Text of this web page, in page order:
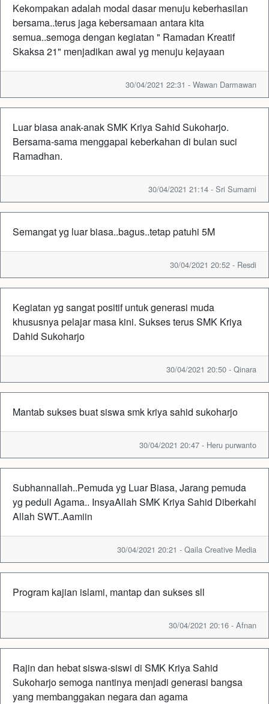
Kekompakan adalah modal dasar menuju keberhasilan
bersama..terus jaga kebersamaan antara kita
semua..semoga dengan kegiatan " Ramadan Kreatif
Skaksa 21" menjadikan awal yg menuju kejayaan
30/04/2021 22:31 - Wawan Darmawan
Luar biasa anak-anak SMK Kriya Sahid Sukoharjo.
Bersama-sama menggapai keberkahan di bulan suci
Ramadhan.
30/04/2021 21:14 - Sri Sumarni
Semangat yg luar biasa..bagus..tetap patuhi 5M
30/04/2021 20:52 - Resdi
Kegiatan yg sangat positif untuk generasi muda
khususnya pelajar masa kini. Sukses terus SMK Kriya
Dahid Sukoharjo
30/04/2021 20:50 - Qinara
Mantab sukses buat siswa smk kriya sahid sukoharjo
30/04/2021 20:47 - Heru purwanto
Subhannallah..Pemuda yg Luar Biasa, Jarang pemuda
yg peduli Agama.. InsyaAllah SMK Kriya Sahid Diberkahi
Allah SWT..Aamiin
30/04/2021 20:21 - Qaila Creative Media
Program kajian islami, mantap dan sukses sll
30/04/2021 20:16 - Afnan
Rajin dan hebat siswa-siswi di SMK Kriya Sahid
Sukoharjo semoga nantinya menjadi generasi bangsa
yang membanggakan negara dan agama